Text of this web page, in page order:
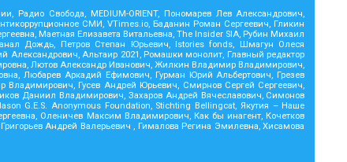
Радио Свобода, MEDIUM-ORIENT, Пономарев Лев Александрович,
СМИ, VTimes.io, Баданин Роман Сергеевич, Гликин
Маетная Елизавета Витальевна, The Insider SIA, Рубин Михаил
Дождь, Петров Степан Юрьевич, Istories fonds, Шмагун Олеся
Альтаир 2021, Ромашки монолит, Главный редактор
Лютов Александр Иванович, Жилкин Владимир Владимирович,
Любарев Аркадий Ефимович, Гурман Юрий Альбертович, Грезев
Гусев Андрей Юрьевич, Смирнов Сергей Сергеевич,
Даниил Владимирович, Захаров Андрей Вячеславович, Симонов
G.E.S. Anonymous Foundation, Stichting Bellingcat, Якутия – Наше
Оленичев Максим Владимирович, Как бы инагент, Кочетков
Андрей Валерьевич , Гималова Регина Эмилевна, Хисамова